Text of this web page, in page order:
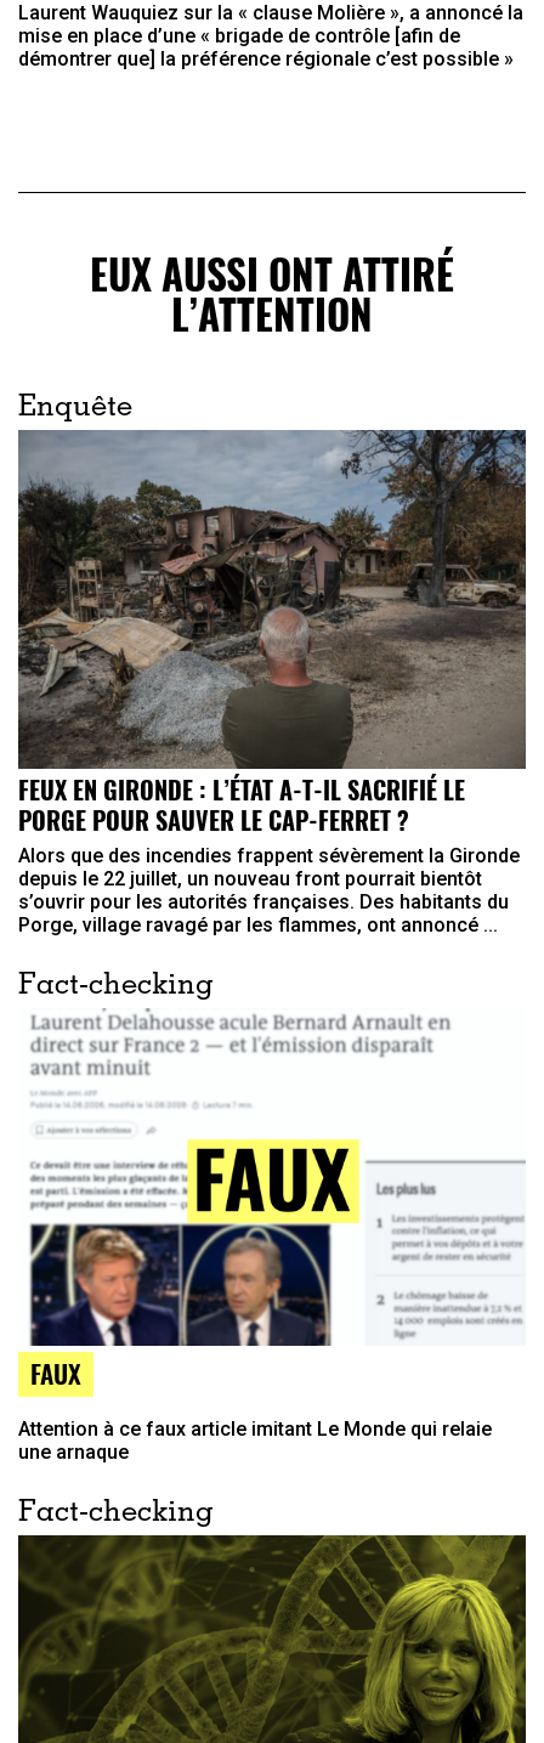
Laurent Wauquiez sur la « clause Molière », a annoncé la
mise en place d’une « brigade de contrôle [afin de
démontrer que] la préférence régionale c’est possible »
EUX AUSSI ONT ATTIRÉ
L’ATTENTION
Enquête
FEUX EN GIRONDE : L’ÉTAT A-T-IL SACRIFIÉ LE
PORGE POUR SAUVER LE CAP-FERRET ?
Alors que des incendies frappent sévèrement la Gironde
depuis le 22 juillet, un nouveau front pourrait bientôt
s’ouvrir pour les autorités françaises. Des habitants du
Porge, village ravagé par les flammes, ont annoncé ...
Fact-checking
FAUX
Attention à ce faux article imitant Le Monde qui relaie
une arnaque
Fact-checking